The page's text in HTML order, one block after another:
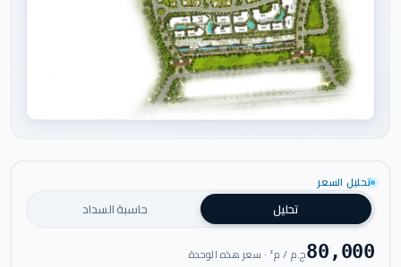
تحليل السعر
تحليل حاسبة السداد
80,000ج.م / م² · سعر هذه الوحدة